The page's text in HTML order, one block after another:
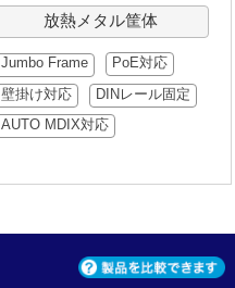
放熱メタル筐体
Jumbo Frame
PoE対応
壁掛け対応
DINレール固定
AUTO MDIX対応